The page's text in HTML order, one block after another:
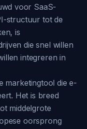
voor SaaS-
structuur tot de
is
die snel willen
integreren in
marketingtool die e-
Het is breed
middelgrote
oorsprong